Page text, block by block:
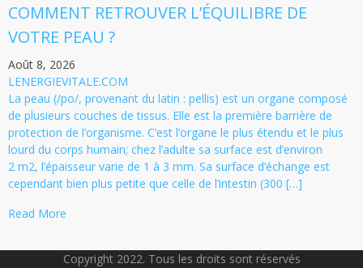
COMMENT RETROUVER L’ÉQUILIBRE DE
VOTRE PEAU ?
Août 8, 2026
LENERGIEVITALE.COM
La peau (/po/, provenant du latin : pellis) est un organe composé
de plusieurs couches de tissus. Elle est la première barrière de
protection de l’organisme. C’est l’organe le plus étendu et le plus
lourd du corps humain; chez l’adulte sa surface est d’environ
2 m2, l’épaisseur varie de 1 à 3 mm. Sa surface d’échange est
cependant bien plus petite que celle de l’intestin (300 […]
Read More
Copyright 2022. Tous les droits sont réservés